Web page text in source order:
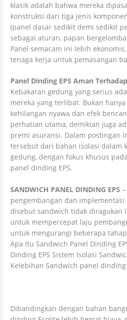
klasik adalah bahwa mereka
konstruksi dari tiga jenis
(panel dasar sedikit demi sedikit
sebagai aturan, papan
Panel semacam ini lebih
tenaga kerja untuk pemasangan
Panel Dinding EPS Aman
Kebakaran gedung yang serius
mereka yang terlibat. Bukan
kehilangan nyawa dan efek
perhatian utama, demikian juga
premi asuransi. Dalam postingan
tersebut dari bahan isolasi dalam
gedung, dengan fokus khusus
panel dinding EPS.
SANDWICH PANEL DINDING EPS
pengembangan dan
disebut sandwich tidak diragukan
untuk mempercepat laju
untuk mengurangi beberapa
Apa Itu Sandwich Panel Dinding
Dinding EPS Sistem Isolasi
Kelebihan Sandwich panel
Dibandingkan dengan bahan